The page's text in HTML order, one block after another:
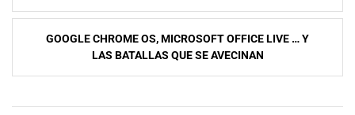
entradas
GOOGLE CHROME OS, MICROSOFT OFFICE LIVE … Y
LAS BATALLAS QUE SE AVECINAN